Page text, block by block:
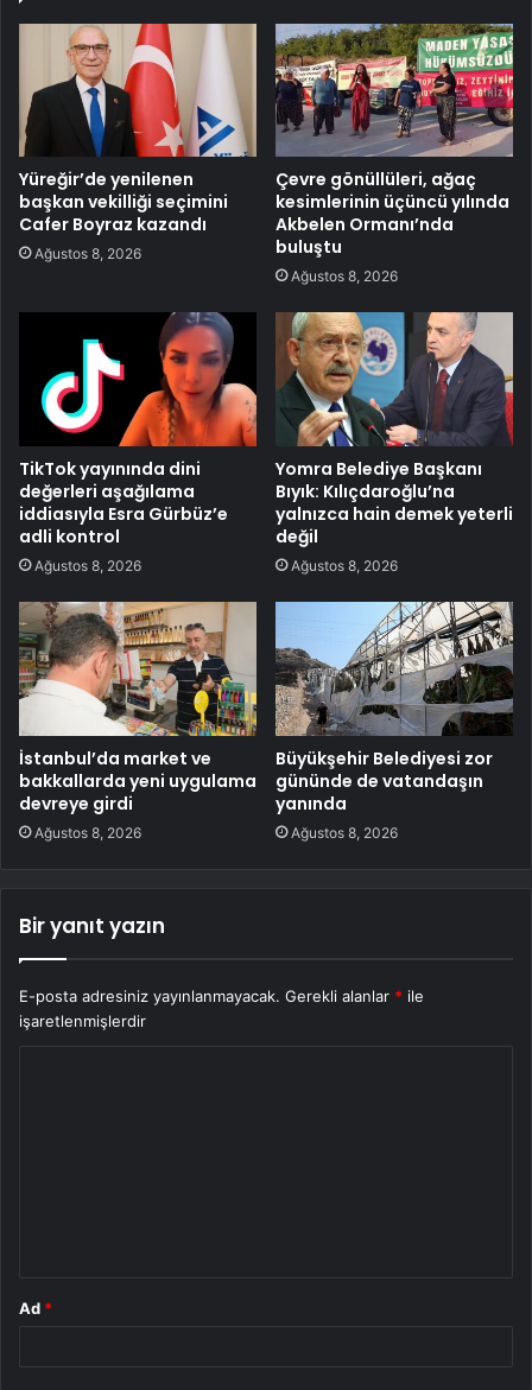
Yüreğir’de yenilenen
başkan vekilliği seçimini
Cafer Boyraz kazandı
Ağustos 8, 2026
Çevre gönüllüleri, ağaç
kesimlerinin üçüncü yılında
Akbelen Ormanı’nda
buluştu
Ağustos 8, 2026
TikTok yayınında dini
değerleri aşağılama
iddiasıyla Esra Gürbüz’e
adli kontrol
Ağustos 8, 2026
Yomra Belediye Başkanı
Bıyık: Kılıçdaroğlu’na
yalnızca hain demek yeterli
değil
Ağustos 8, 2026
İstanbul’da market ve
bakkallarda yeni uygulama
devreye girdi
Ağustos 8, 2026
Büyükşehir Belediyesi zor
gününde de vatandaşın
yanında
Ağustos 8, 2026
Bir yanıt yazın
E-posta adresiniz yayınlanmayacak. Gerekli alanlar * ile
işaretlenmişlerdir
Ad *